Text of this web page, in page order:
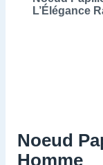
L’Élégance
Noeud
Homme